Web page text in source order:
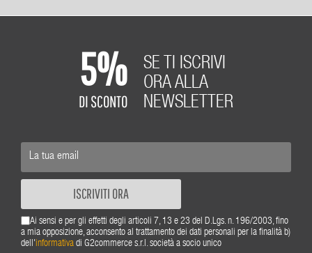
5%
DI SCONTO
SE TI ISCRIVI
ORA ALLA
NEWSLETTER
ISCRIVITI ORA
Ai sensi e per gli effetti degli articoli 7, 13 e 23 del D.Lgs. n. 196/2003, fino
a mia opposizione, acconsento al trattamento dei dati personali per la finalità b)
dell'informativa di G2commerce s.r.l. società a socio unico